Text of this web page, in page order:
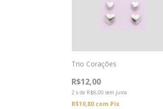
Trio Corações
R$12,00
2 xde R$6,00 sem juros
R$10,80 com Pix